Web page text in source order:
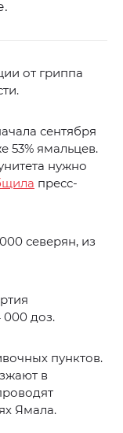
от гриппа
сентября
53% ямальцев.
нужно
пресс-
северян, из
доз.
пунктов.
в
Ямала.